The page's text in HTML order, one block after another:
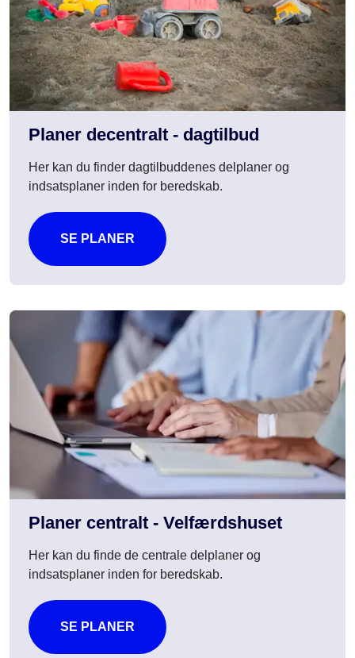
Planer decentralt - dagtilbud
Her kan du finder dagtilbuddenes delplaner og
indsatsplaner inden for beredskab.
SE PLANER
Planer centralt - Velfærdshuset
Her kan du finde de centrale delplaner og
indsatsplaner inden for beredskab.
SE PLANER